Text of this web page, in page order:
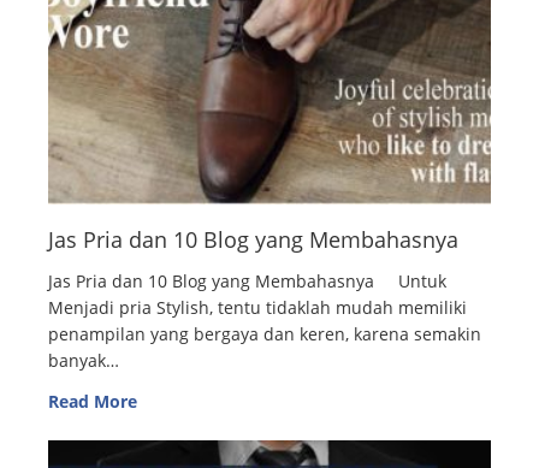
Jas Pria dan 10 Blog yang Membahasnya
Jas Pria dan 10 Blog yang Membahasnya Untuk
Menjadi pria Stylish, tentu tidaklah mudah memiliki
penampilan yang bergaya dan keren, karena semakin
banyak…
Read More